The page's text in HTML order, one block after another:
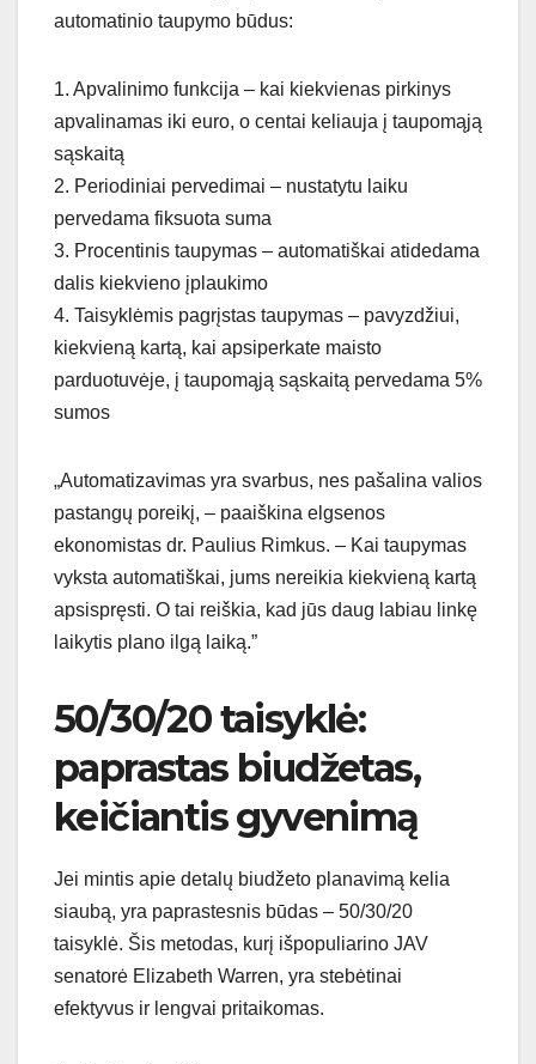
automatinio taupymo būdus:
1. Apvalinimo funkcija – kai kiekvienas pirkinys
apvalinamas iki euro, o centai keliauja į taupomąją
sąskaitą
2. Periodiniai pervedimai – nustatytu laiku
pervedama fiksuota suma
3. Procentinis taupymas – automatiškai atidedama
dalis kiekvieno įplaukimo
4. Taisyklėmis pagrįstas taupymas – pavyzdžiui,
kiekvieną kartą, kai apsiperkate maisto
parduotuvėje, į taupomąją sąskaitą pervedama 5%
sumos
„Automatizavimas yra svarbus, nes pašalina valios
pastangų poreikį, – paaiškina elgsenos
ekonomistas dr. Paulius Rimkus. – Kai taupymas
vyksta automatiškai, jums nereikia kiekvieną kartą
apsispręsti. O tai reiškia, kad jūs daug labiau linkę
laikytis plano ilgą laiką.”
50/30/20 taisyklė:
paprastas biudžetas,
keičiantis gyvenimą
Jei mintis apie detalų biudžeto planavimą kelia
siaubą, yra paprastesnis būdas – 50/30/20
taisyklė. Šis metodas, kurį išpopuliarino JAV
senatorė Elizabeth Warren, yra stebėtinai
efektyvus ir lengvai pritaikomas.